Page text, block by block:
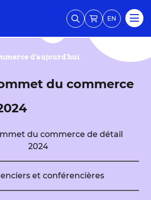
EN
d'aujourd'hui
du commerce
du commerce de détail
2024
et conférencières